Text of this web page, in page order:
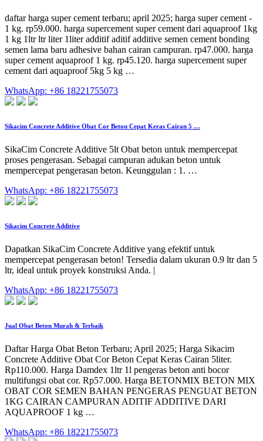
daftar harga super cement terbaru; april 2025; harga super cement -
1 kg. rp59.000. harga supercement super cement dari aquaproof 1kg
1 kg 1ltr ltr liter 1liter additif aditif additive semen cement bonding
semen lama baru adhesive bahan cairan campuran. rp47.000. harga
super cement aquaproof 1 kg. rp45.120. harga supercement super
cement dari aquaproof 5kg 5 kg …
WhatsApp: +86 18221755073
Sikacim Concrete Additive Obat Cor Beton Cepat Keras Cairan 5 …
SikaCim Concrete Additive 5lt Obat beton untuk mempercepat
proses pengerasan. Sebagai campuran adukan beton untuk
mempercepat pengerasan beton. Keunggulan : 1. …
WhatsApp: +86 18221755073
Sikacim Concrete Additive
Dapatkan SikaCim Concrete Additive yang efektif untuk
mempercepat pengerasan beton! Tersedia dalam ukuran 0.9 ltr dan 5
ltr, ideal untuk proyek konstruksi Anda. |
WhatsApp: +86 18221755073
Jual Obat Beton Murah & Terbaik
Daftar Harga Obat Beton Terbaru; April 2025; Harga Sikacim
Concrete Additive Obat Cor Beton Cepat Keras Cairan 5liter.
Rp110.000. Harga Damdex 1ltr 1l pengeras beton anti bocor
multifungsi obat cor. Rp57.000. Harga BETONMIX BETON MIX
OBAT COR SEMEN BAHAN PENGERAS PENGUAT BETON
1KG CAIRAN CAMPURAN ADITIF ADDITIVE DARI
AQUAPROOF 1 kg …
WhatsApp: +86 18221755073